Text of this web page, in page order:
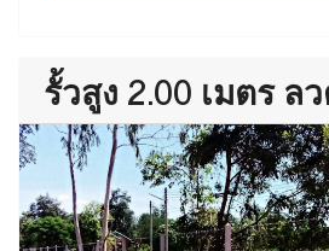
รั้วสูง 2.00 เมตร ล